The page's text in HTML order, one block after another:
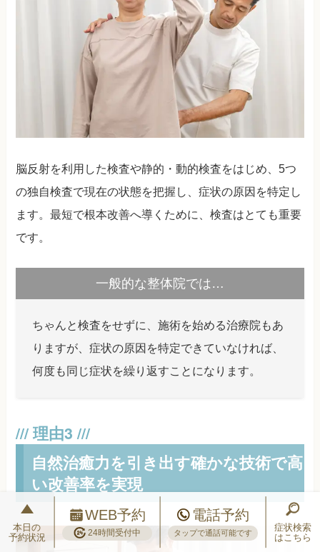
脳反射を利用した検査や静的・動的検査をはじめ、5つ
の独自検査で現在の状態を把握し、症状の原因を特定し
ます。最短で根本改善へ導くために、検査はとても重要
です。
一般的な整体院では…
ちゃんと検査をせずに、施術を始める治療院もあ
りますが、症状の原因を特定できていなければ、
何度も同じ症状を繰り返すことになります。
自然治癒力を引き出す確かな技術で高
い改善率を実現
本日の
予約状況
WEB予約
24時間受付中
電話予約
タップで通話可能です
症状検索
はこちら